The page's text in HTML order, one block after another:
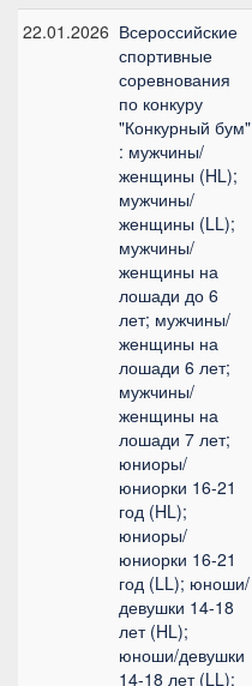
22.01.2026 Всероссийские
спортивные
соревнования
по конкуру
"Конкурный бум"
: мужчины/
женщины (HL);
мужчины/
женщины (LL);
мужчины/
женщины на
лошади до 6
лет; мужчины/
женщины на
лошади 6 лет;
мужчины/
женщины на
лошади 7 лет;
юниоры/
юниорки 16-21
год (HL);
юниоры/
юниорки 16-21
год (LL); юноши/
девушки 14-18
лет (HL);
юноши/девушки
14-18 лет (LL);